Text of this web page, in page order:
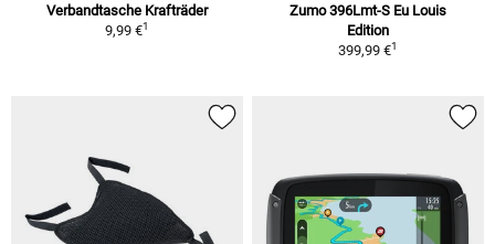
Verbandtasche Krafträder
9,99 €1
Zumo 396Lmt-S Eu Louis
Edition
399,99 €1